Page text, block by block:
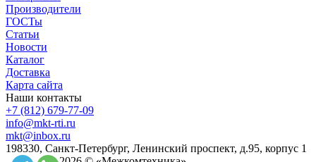
Производители
ГОСТы
Статьи
Новости
Каталог
Доставка
Карта сайта
Наши контакты
+7 (812) 679-77-09
info@mkt-rti.ru
mkt@inbox.ru
198330, Санкт-Петербург, Ленинский проспект, д.95, корпус 1